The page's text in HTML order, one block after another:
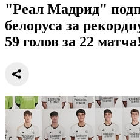
"Реал Мадрид"
белоруса за
59 голов за 22 матча!